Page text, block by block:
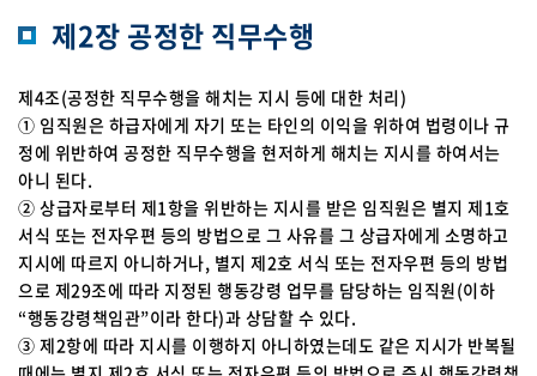
제2장 공정한 직무수행
제4조(공정한 직무수행을 해치는 지시 등에 대한 처리)
① 임직원은 하급자에게 자기 또는 타인의 이익을 위하여 법령이나 규
정에 위반하여 공정한 직무수행을 현저하게 해치는 지시를 하여서는
아니 된다.
② 상급자로부터 제1항을 위반하는 지시를 받은 임직원은 별지 제1호
서식 또는 전자우편 등의 방법으로 그 사유를 그 상급자에게 소명하고
지시에 따르지 아니하거나, 별지 제2호 서식 또는 전자우편 등의 방법
으로 제29조에 따라 지정된 행동강령 업무를 담당하는 임직원(이하
“행동강령책임관”이라 한다)과 상담할 수 있다.
③ 제2항에 따라 지시를 이행하지 아니하였는데도 같은 지시가 반복될